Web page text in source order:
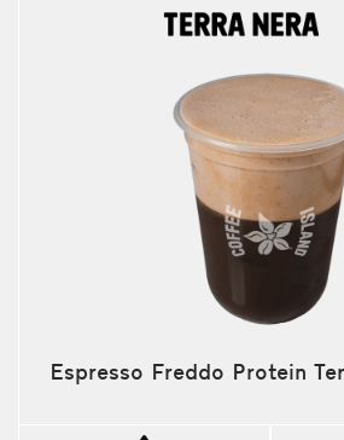
Espresso Freddo Protein